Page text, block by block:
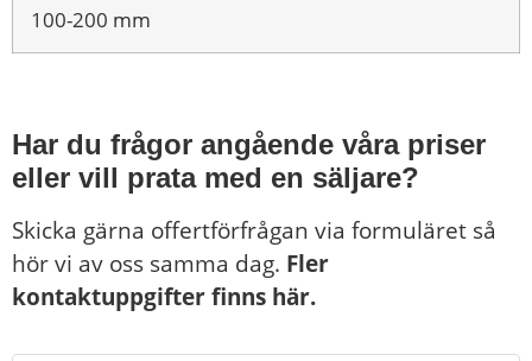
100-200 mm
Har du frågor angående våra priser
eller vill prata med en säljare?
Skicka gärna offertförfrågan via formuläret så
hör vi av oss samma dag. Fler
kontaktuppgifter finns här.